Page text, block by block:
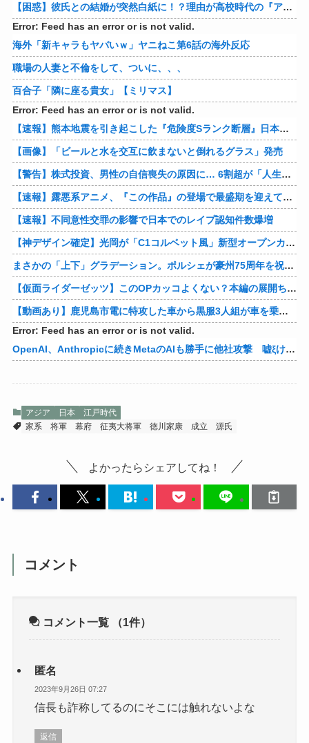
【困惑】彼氏との結婚が突然白紙に！？理由が高校時代の『アレ』だったｗｗｗｗ 他
Error: Feed has an error or is not valid.
海外「新キャラもヤバいｗ」ヤニねこ第6話の海外反応
職場の人妻と不倫をして、ついに、、、
百合子「隣に座る貴女」【ミリマス】
Error: Feed has an error or is not valid.
【速報】熊本地震を引き起こした『危険度Sランク断層』日本のド真ん中に10カ所もあると判明
【画像】「ビールと水を交互に飲まないと倒れるグラス」発売
【警告】株式投資、男性の自信喪失の原因に… 6割超が「人生の敗者」自認
【速報】露悪系アニメ、『この作品』の登場で最盛期を迎えてしまう…
【速報】不同意性交罪の影響で日本でのレイプ認知件数爆増
【神デザイン確定】光岡が「C1コルベット風」新型オープンカーの最新ティーザー画像を公開、マツダ・ロードスターの信頼性にレトロな外観がドッキング
まさかの「上下」グラデーション。ポルシェが豪州75周年を祝う特別モデル「911 Turbo S Land Down Under」を発表、1951年の「見果てぬ夢」が内外装に再現
【仮面ライダーゼッツ】このOPカッコよくない？本編の展開ちゃんと反映してて完成度高いし
【動画あり】鹿児島市電に特攻した車から黒服3人組が車を乗り捨てて逃走
Error: Feed has an error or is not valid.
OpenAI、Anthropicに続きMetaのAIも勝手に他社攻撃 嘘ξけど何これ流行ってんの？
アジア 日本
江戸時代
家系
将軍 幕府 征夷大将軍 徳川家康 成立 源氏
よかったらシェアしてね！
コメント
コメント一覧 （1件）
匿名
2023年9月26日 07:27
信長も詐称してるのにそこには触れないよな
返信